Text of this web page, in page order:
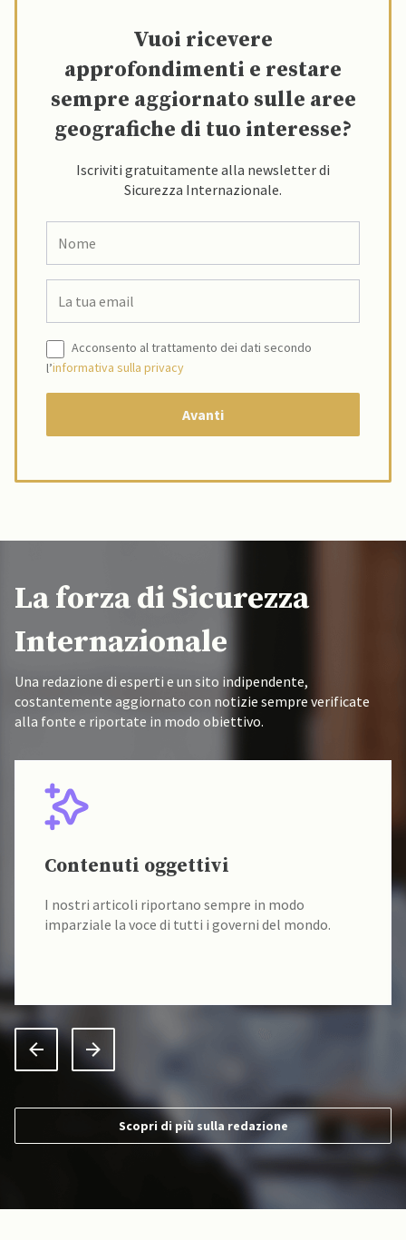
Vuoi ricevere
approfondimenti e restare
sempre aggiornato sulle aree
geografiche di tuo interesse?
Iscriviti gratuitamente alla newsletter di
Sicurezza Internazionale.
Acconsento al trattamento dei dati secondo
l’informativa sulla privacy
La forza di Sicurezza
Internazionale
Una redazione di esperti e un sito indipendente,
costantemente aggiornato con notizie sempre verificate
alla fonte e riportate in modo obiettivo.
Contenuti oggettivi
I nostri articoli riportano sempre in modo
imparziale la voce di tutti i governi del mondo.
Scopri di più sulla redazione